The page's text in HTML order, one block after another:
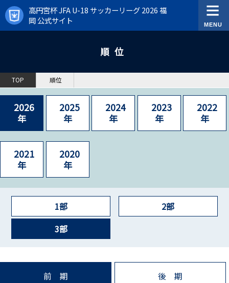
高円宮杯 JFA U-18 サッカーリーグ 2026 福
岡 公式サイト
順位
TOP 順位
2026
年
2025
年
2024
年
2023
年
2022
年
2021
年
2020
年
1部
2部
3部
前 期 後 期